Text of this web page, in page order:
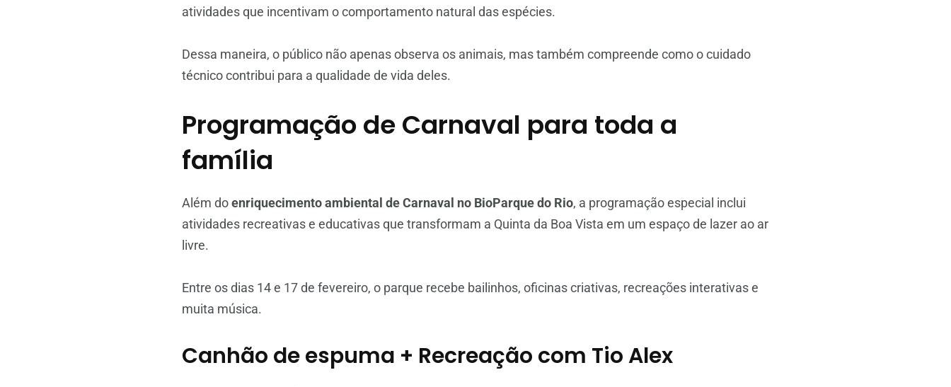
atividades que incentivam o comportamento natural das espécies.
Dessa maneira, o público não apenas observa os animais, mas também compreende como o cuidado
técnico contribui para a qualidade de vida deles.
Programação de Carnaval para toda a
família
Além doenriquecimento ambiental de Carnaval no BioParque do Rio, a programação especial inclui
atividades recreativas e educativas que transformam a Quinta da Boa Vista em um espaço de lazer ao ar
livre.
Entre os dias 14 e 17 de fevereiro, o parque recebe bailinhos, oficinas criativas, recreações interativas e
muita música.
Canhão de espuma + Recreação com Tio Alex